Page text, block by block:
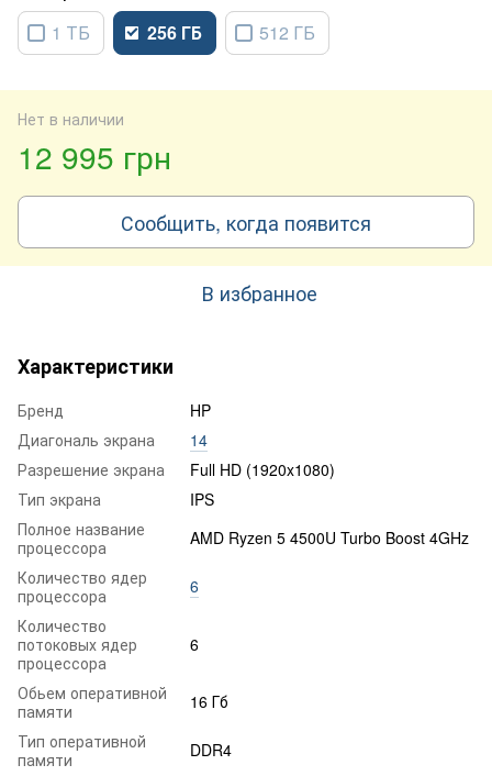
1 ТБ 256 ГБ 512 ГБ
Нет в наличии
12 995 грн
Сообщить, когда появится
В избранное
Характеристики
Бренд
HP
Диагональ экрана
14
Разрешение экрана
Full HD (1920x1080)
Тип экрана
IPS
Полное название
процессора
AMD Ryzen 5 4500U Turbo Boost 4GHz
Количество ядер
процессора
6
Количество
потоковых ядер
процессора
6
Обьем оперативной
памяти
16 Гб
Тип оперативной
памяти
DDR4